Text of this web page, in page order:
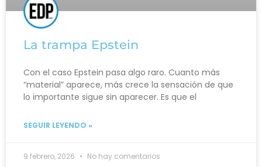
La trampa Epstein
Con el caso Epstein pasa algo raro. Cuanto más
“material” aparece, más crece la sensación de que
lo importante sigue sin aparecer. Es que el
SEGUIR LEYENDO »
9 febrero, 2026 No hay comentarios